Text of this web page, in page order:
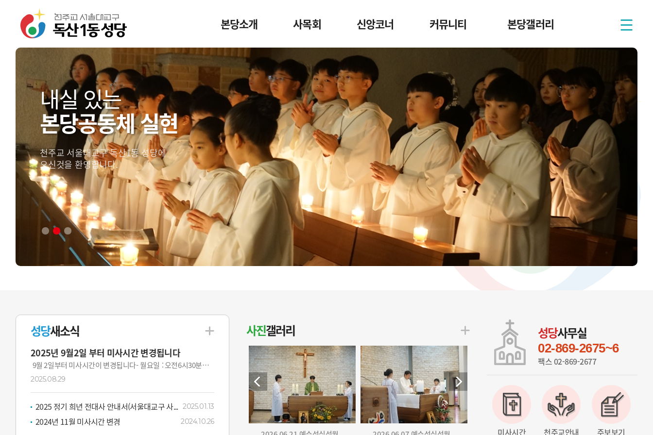
본당소개
미사안내
일반현황
심볼
신부님
본당사무실
성당새소식
독산1동 주보
찾아오시는길
사목회
사목회
단체장구성
구역관할도
신앙코너
천주교안내
나의 의견
마음을 다스리는 글
본당역사자료실
커뮤니티
전례부
연령회
성가대
예비자 교리봉사회
청소년단체
자모회
성서모임
남성구역
여성구역
꾸리아
울뜨레야
본당갤러리
본당행사사진
본당행사영상
본당행사일정
내실 있는
본당공동체 실현
천주교 서울대교구 독산1동 성당에
오신것을 환영합니다.
성당새소식
2025년 9월2일 부터 미사시간 변경됩니다
9월 2일부터 미사시간이 변경됩니다- 월요일 : 오전6시30분
(변동 없음)- 화요일 : 오후7시(오전 10시미사 폐지)- 수·목...
2025.08.29
2025 정기 희년 전대사 안내서(서울대교구 사... 2025.01.13
2024년 11월 미사시간 변경 2024.10.26
사진갤러리 성당사무실
02-869-2675~6
팩스 02-869-2677
미사시간 천주교안내 주보보기